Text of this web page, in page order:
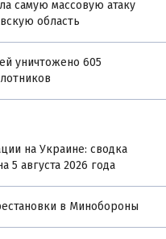
самую массовую атаку
область
уничтожено 605
на Украине: сводка
августа 2026 года
в Минобороны